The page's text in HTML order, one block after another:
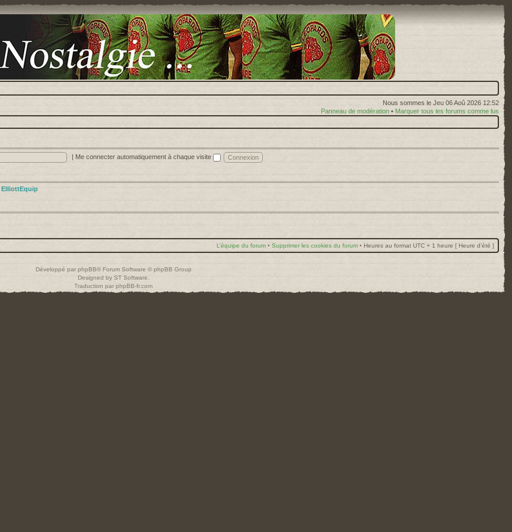
Nous sommes le Jeu 06 Aoû 2026 12:52
Panneau de modération • Marquer tous les forums comme lus
| Me connecter automatiquement à chaque visite
ElliottEquip
L’équipe du forum • Supprimer les cookies du forum • Heures au format UTC + 1 heure [ Heure d’été ]
Développé par phpBB® Forum Software © phpBB Group
Designed by ST Software
Traduction par phpBB-fr.com